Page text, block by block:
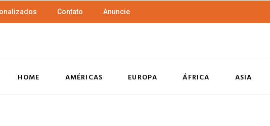
Contato Anuncie
HOME AMÉRICAS EUROPA ÁFRICA ASIA